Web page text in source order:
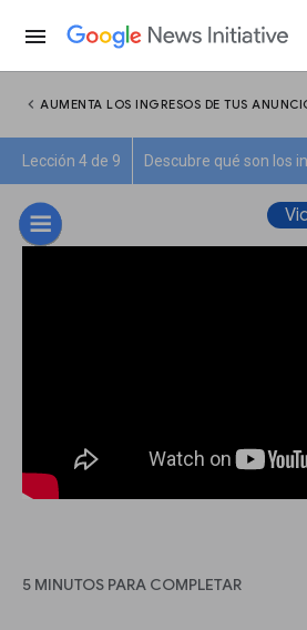
menu
chevron_left AUMENTA LOS INGRESOS DE TUS
Lección 4 de 9
5 MINUTOS PARA COMPLETAR